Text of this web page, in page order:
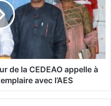
de la CEDEAO appelle à
avec l’AES